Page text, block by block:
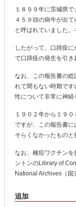
１８９９年に茨城県
４５９頭の病牛が出
と呼ばれていました
したがって、口蹄疫
で口蹄疫の発生を引
なお、この報告書の
れて間もない時期で
性について非常に神
１９０２年から１９
ですが、この報告書
そらくなかったもの
なお、種痘ワクチン
ントンのLibrary of
National Archives（
追加